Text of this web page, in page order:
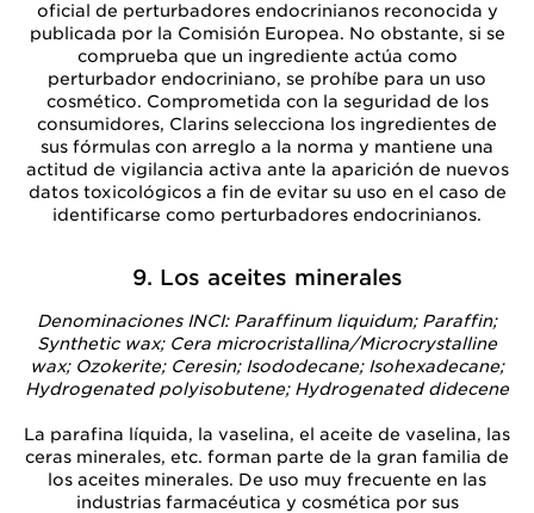
oficial de perturbadores endocrinianos reconocida y
publicada por la Comisión Europea. No obstante, si se
comprueba que un ingrediente actúa como
perturbador endocriniano, se prohíbe para un uso
cosmético. Comprometida con la seguridad de los
consumidores, Clarins selecciona los ingredientes de
sus fórmulas con arreglo a la norma y mantiene una
actitud de vigilancia activa ante la aparición de nuevos
datos toxicológicos a fin de evitar su uso en el caso de
identificarse como perturbadores endocrinianos.
9. Los aceites minerales
Denominaciones INCI: Paraffinum liquidum; Paraffin;
Synthetic wax; Cera microcristallina/Microcrystalline
wax; Ozokerite; Ceresin; Isododecane; Isohexadecane;
Hydrogenated polyisobutene; Hydrogenated didecene
La parafina líquida, la vaselina, el aceite de vaselina, las
ceras minerales, etc. forman parte de la gran familia de
los aceites minerales. De uso muy frecuente en las
industrias farmacéutica y cosmética por sus